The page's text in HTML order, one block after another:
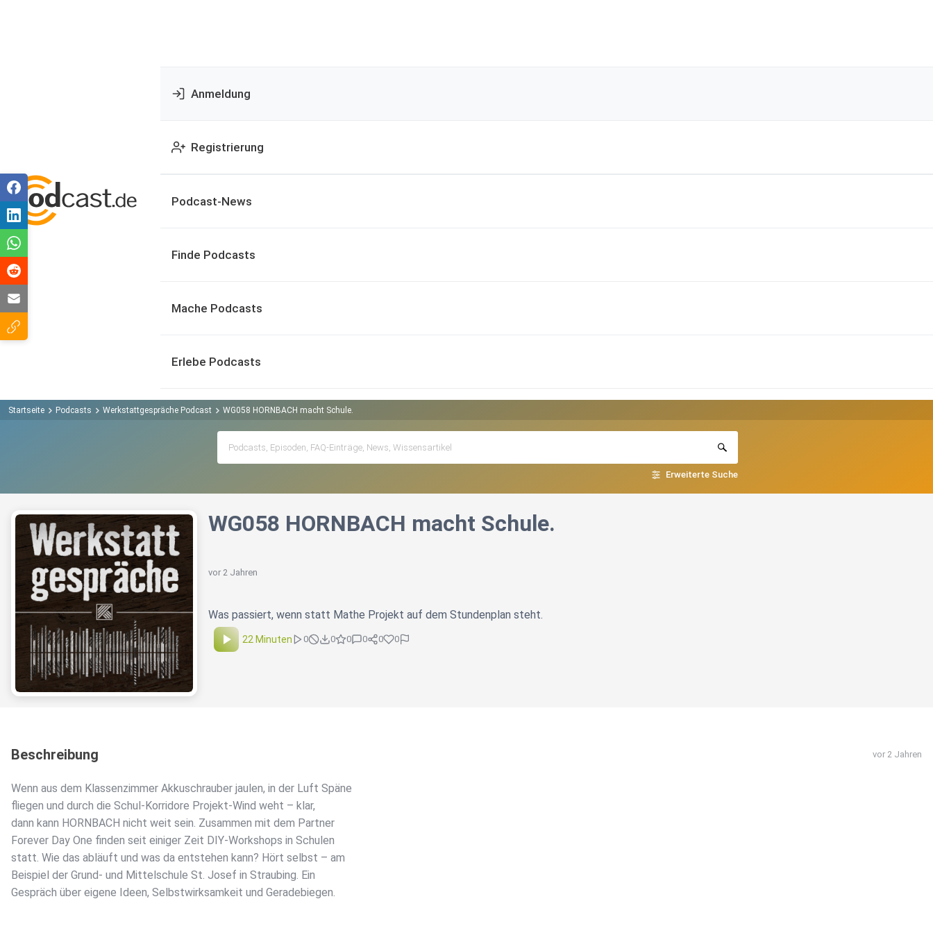
Anmeldung
Registrierung
Podcast-News
Finde Podcasts
Mache Podcasts
Erlebe Podcasts
Startseite Podcasts Werkstattgespräche Podcast WG058 HORNBACH macht Schule.
Erweiterte Suche
WG058 HORNBACH macht Schule.
vor 2 Jahren
Was passiert, wenn statt Mathe Projekt auf dem Stundenplan steht.
22 Minuten 0 0 0 0 0 0
Beschreibung vor 2 Jahren
Wenn aus dem Klassenzimmer Akkuschrauber jaulen, in der Luft Späne
fliegen und durch die Schul-Korridore Projekt-Wind weht – klar,
dann kann HORNBACH nicht weit sein. Zusammen mit dem Partner
Forever Day One finden seit einiger Zeit DIY-Workshops in Schulen
statt. Wie das abläuft und was da entstehen kann? Hört selbst – am
Beispiel der Grund- und Mittelschule St. Josef in Straubing. Ein
Gespräch über eigene Ideen, Selbstwirksamkeit und Geradebiegen.